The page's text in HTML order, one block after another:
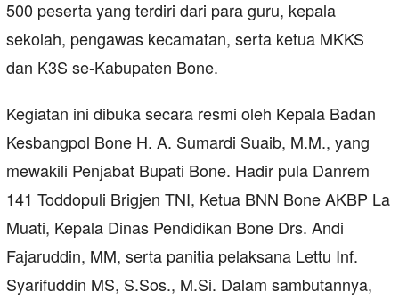
500 peserta yang terdiri dari para guru, kepala
sekolah, pengawas kecamatan, serta ketua MKKS
dan K3S se-Kabupaten Bone.
Kegiatan ini dibuka secara resmi oleh Kepala Badan
Kesbangpol Bone H. A. Sumardi Suaib, M.M., yang
mewakili Penjabat Bupati Bone. Hadir pula Danrem
141 Toddopuli Brigjen TNI, Ketua BNN Bone AKBP La
Muati, Kepala Dinas Pendidikan Bone Drs. Andi
Fajaruddin, MM, serta panitia pelaksana Lettu Inf.
Syarifuddin MS, S.Sos., M.Si. Dalam sambutannya,